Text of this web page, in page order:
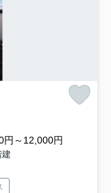
円～12,000円